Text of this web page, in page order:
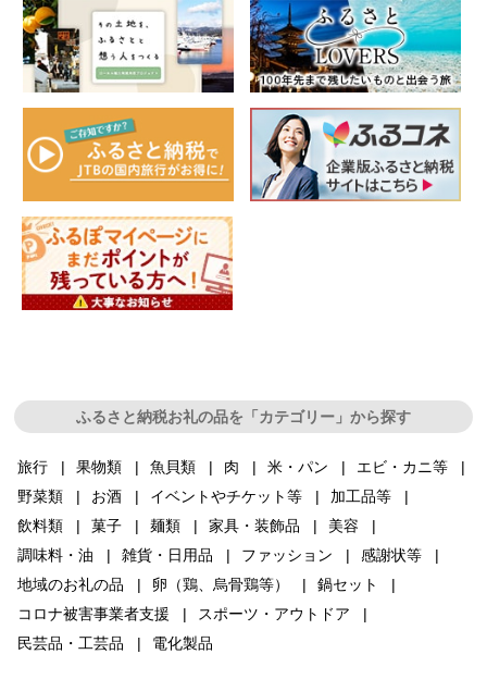
ふるさと納税お礼の品を「カテゴリー」から探す
旅行 果物類 魚貝類 肉 米・パン
エビ・カニ等
野菜類
お酒 イベントやチケット等
加工品等
飲料類
菓子 麺類 家具・装飾品
美容
調味料・油
雑貨・日用品 ファッション
感謝状等
地域のお礼の品
卵（鶏、烏骨鶏等）
鍋セット
コロナ被害事業者支援
スポーツ・アウトドア
民芸品・工芸品
電化製品